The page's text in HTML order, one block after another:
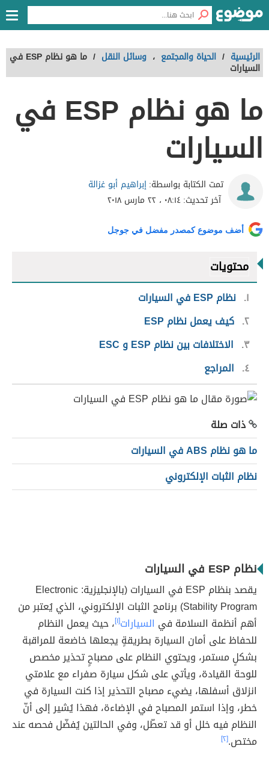
الرئيسية / الحياة والمجتمع ، وسائل النقل / ما هو نظام ESP في
السيارات
ما هو نظام ESP في
السيارات
تمت الكتابة بواسطة:إبراهيم أبو غزالة
آخر تحديث:٠٨:١٤ ، ٢٢ مارس ٢٠١٨
أضف موضوع كمصدر مفضل في جوجل
محتويات
١ نظام ESP في السيارات
٢ كيف يعمل نظام ESP
٣
الاختلافات بين نظام ESP و ESC
٤
المراجع
ذات صلة
ما هو نظام ABS في السيارات
نظام الثبات الإلكتروني
نظام ESP في السيارات
يقصد بنظام ESP في السيارات (بالإنجليزية: Electronic
Stability Program) برنامج الثبات الإلكتروني، الذي يُعتبر من
أهم أنظمة السلامة في السيارات[١] ، حيث يعمل النظام
للحفاظ على أمان السيارة بطريقةٍ يجعلها خاضعة للمراقبة
بشكلٍ مستمر، ويحتوي النظام على مصباحٍ تحذير مخصص
للوحة القيادة، ويأتي على شكل سيارة صفراء مع علامتي
انزلاق أسفلها، يضيء مصباح التحذير إذا كنت السيارة في
خطر، وإذا استمر المصباح في الإضاءة، فهذا يُشير إلى أنّ
النظام فيه خلل أو قد تعطّل، وفي الحالتين يُفضّل فحصه عند
مختص.[٢]